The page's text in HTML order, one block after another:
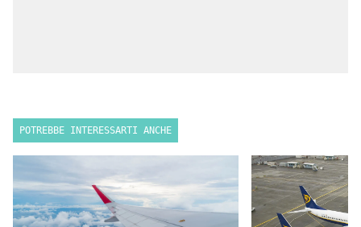
POTREBBE INTERESSARTI ANCHE